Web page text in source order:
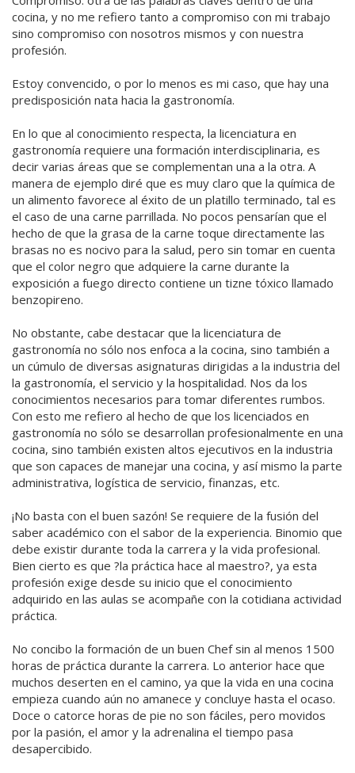
cocina, y no me refiero tanto a compromiso con mi trabajo
sino compromiso con nosotros mismos y con nuestra
profesión.
Estoy convencido, o por lo menos es mi caso, que hay una
predisposición nata hacia la gastronomía.
En lo que al conocimiento respecta, la licenciatura en
gastronomía requiere una formación interdisciplinaria, es
decir varias áreas que se complementan una a la otra. A
manera de ejemplo diré que es muy claro que la química de
un alimento favorece al éxito de un platillo terminado, tal es
el caso de una carne parrillada. No pocos pensarían que el
hecho de que la grasa de la carne toque directamente las
brasas no es nocivo para la salud, pero sin tomar en cuenta
que el color negro que adquiere la carne durante la
exposición a fuego directo contiene un tizne tóxico llamado
benzopireno.
No obstante, cabe destacar que la licenciatura de
gastronomía no sólo nos enfoca a la cocina, sino también a
un cúmulo de diversas asignaturas dirigidas a la industria del
la gastronomía, el servicio y la hospitalidad. Nos da los
conocimientos necesarios para tomar diferentes rumbos.
Con esto me refiero al hecho de que los licenciados en
gastronomía no sólo se desarrollan profesionalmente en una
cocina, sino también existen altos ejecutivos en la industria
que son capaces de manejar una cocina, y así mismo la parte
administrativa, logística de servicio, finanzas, etc.
¡No basta con el buen sazón! Se requiere de la fusión del
saber académico con el sabor de la experiencia. Binomio que
debe existir durante toda la carrera y la vida profesional.
Bien cierto es que ?la práctica hace al maestro?, ya esta
profesión exige desde su inicio que el conocimiento
adquirido en las aulas se acompañe con la cotidiana actividad
práctica.
No concibo la formación de un buen Chef sin al menos 1500
horas de práctica durante la carrera. Lo anterior hace que
muchos deserten en el camino, ya que la vida en una cocina
empieza cuando aún no amanece y concluye hasta el ocaso.
Doce o catorce horas de pie no son fáciles, pero movidos
por la pasión, el amor y la adrenalina el tiempo pasa
desapercibido.